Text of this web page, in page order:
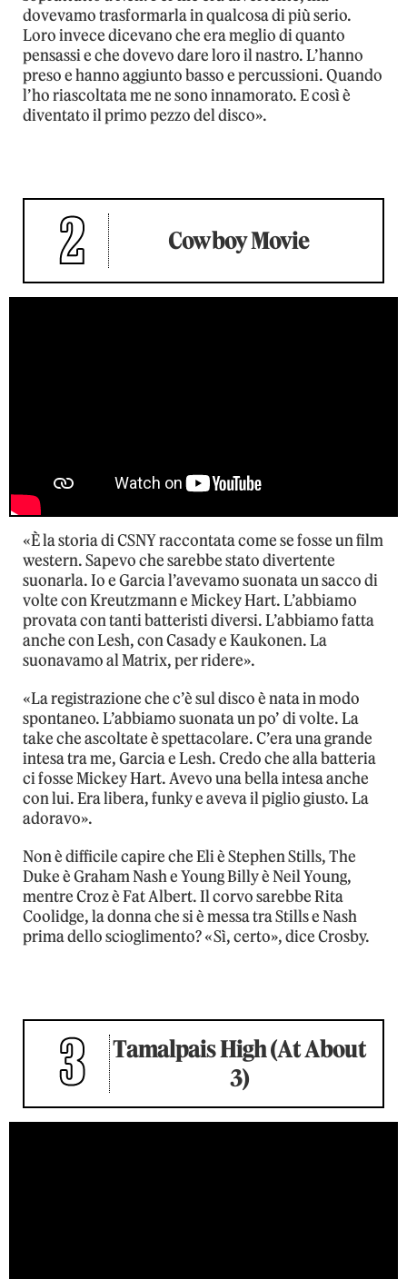
dovevamo trasformarla in qualcosa di più serio.
Loro invece dicevano che era meglio di quanto
pensassi e che dovevo dare loro il nastro. L’hanno
preso e hanno aggiunto basso e percussioni. Quando
l’ho riascoltata me ne sono innamorato. E così è
diventato il primo pezzo del disco».
2 Cowboy Movie
«È la storia di CSNY raccontata come se fosse un film
western. Sapevo che sarebbe stato divertente
suonarla. Io e Garcia l’avevamo suonata un sacco di
volte con Kreutzmann e Mickey Hart. L’abbiamo
provata con tanti batteristi diversi. L’abbiamo fatta
anche con Lesh, con Casady e Kaukonen. La
suonavamo al Matrix, per ridere».
«La registrazione che c’è sul disco è nata in modo
spontaneo. L’abbiamo suonata un po’ di volte. La
take che ascoltate è spettacolare. C’era una grande
intesa tra me, Garcia e Lesh. Credo che alla batteria
ci fosse Mickey Hart. Avevo una bella intesa anche
con lui. Era libera, funky e aveva il piglio giusto. La
adoravo».
Non è difficile capire che Eli è Stephen Stills, The
Duke è Graham Nash e Young Billy è Neil Young,
mentre Croz è Fat Albert. Il corvo sarebbe Rita
Coolidge, la donna che si è messa tra Stills e Nash
prima dello scioglimento? «Sì, certo», dice Crosby.
3
Tamalpais High (At About
3)